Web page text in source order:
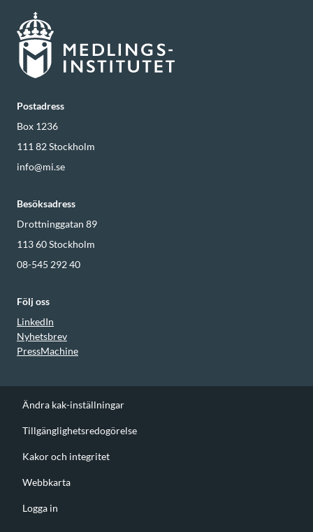
Postadress
Box 1236
111 82Stockholm
info@mi.se
Besöksadress
Drottninggatan 89
113 60Stockholm
08-545 292 40
Följ oss
LinkedIn
Nyhetsbrev
PressMachine
Ändra kak-inställningar
Tillgänglighetsredogörelse
Kakor och integritet
Webbkarta
Logga in